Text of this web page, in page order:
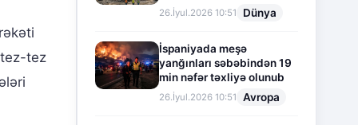
tez
26.İyul.2026 10:51 Dünya
İspaniyada meşə
yanğınları səbəbindən 19
min nəfər təxliyə olunub
26.İyul.2026 10:51 Avropa